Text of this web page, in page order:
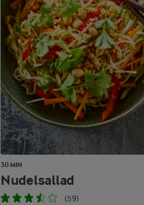
30 MIN
Nudelsallad
(59)